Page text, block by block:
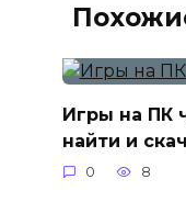
Игры на ПК
найти и
0 8